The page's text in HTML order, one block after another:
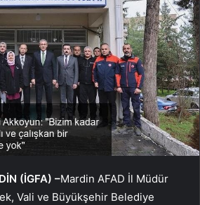
(İGFA) –Mardin AFAD İl Müdür
Vali ve Büyükşehir Belediye